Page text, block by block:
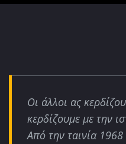
Οι άλλοι ας
κερδίζουμε με την
Από την ταινία 1968